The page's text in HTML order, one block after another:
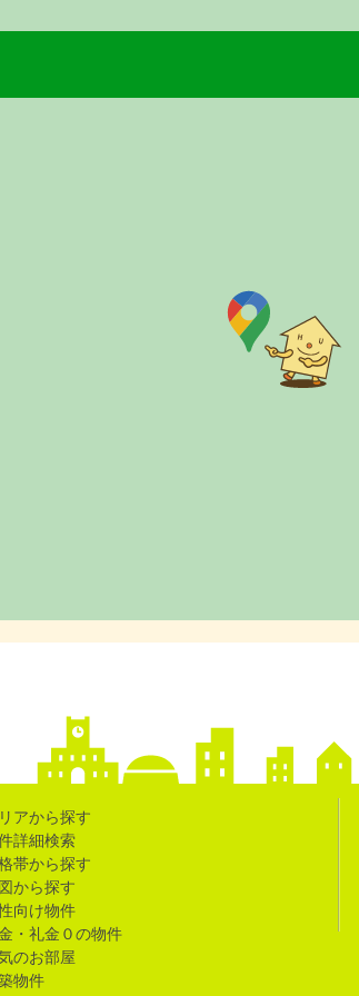
アから探す
詳細検索
帯から探す
から探す
向け物件
・礼金０の物件
のお部屋
物件